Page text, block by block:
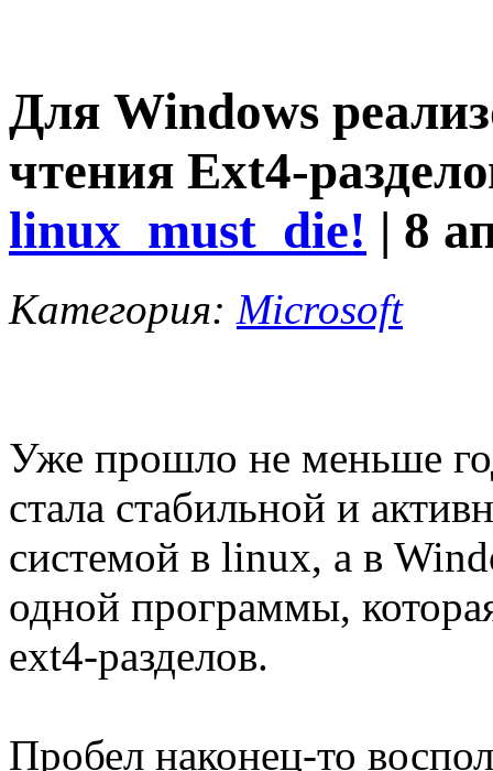
Для Windows
чтения Ext4-
linux_must_die! | 8
Категория: Microsoft
Уже прошло не меньше
стала стабильной и
системой в linux, а в
одной программы,
ext4-разделов.
Пробел наконец-то